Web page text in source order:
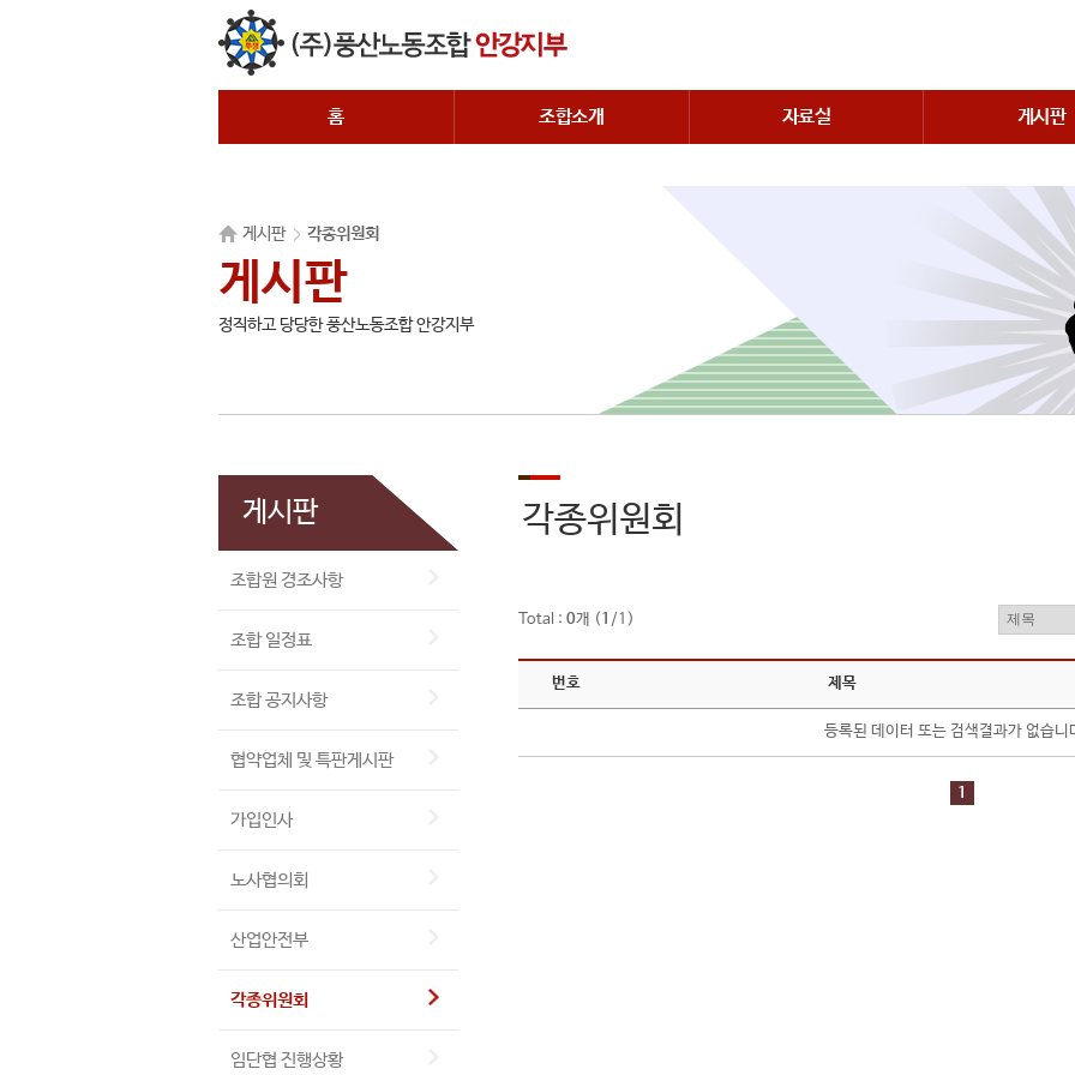
홈 조합소개 자료실 게시판
게시판
정직하고 당당한 풍산노동조합 안강지부
게시판 각종위원회
게시판
조합원 경조사항
조합 일정표
조합 공지사항
협약업체 및 특판게시판
가입인사
노사협의회
산업안전부
각종위원회
임단협 진행상황
각종위원회
Total : 0개 (1 /1)
번호 제목
등록된 데이터 또는 검색결과가 없습니
1